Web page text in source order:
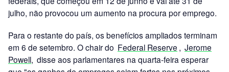
julho, não provocou um aumento na procura por emprego.
Para o restante do país, os benefícios ampliados terminam
em 6 de setembro. O chair do Federal Reserve , Jerome
Powell, disse aos parlamentares na quarta-feira esperar